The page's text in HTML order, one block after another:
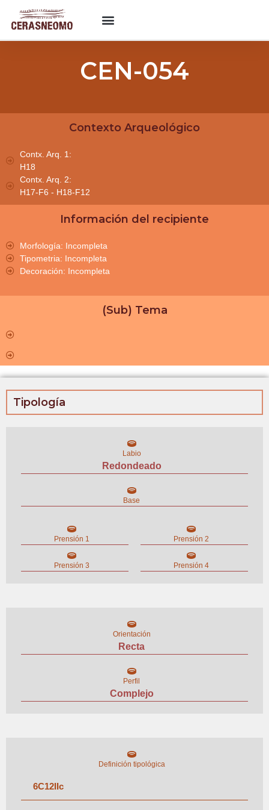
CEN-054
Contexto Arqueológico
Contx. Arq. 1:
H18
Contx. Arq. 2:
H17-F6 - H18-F12
Información del recipiente
Morfología: Incompleta
Tipometria: Incompleta
Decoración: Incompleta
(Sub) Tema
Tipología
Labio
Redondeado
Base
Prensión 1 Prensión 2
Prensión 3 Prensión 4
Orientación
Recta
Perfil
Complejo
Definición tipológica
6C12IIc